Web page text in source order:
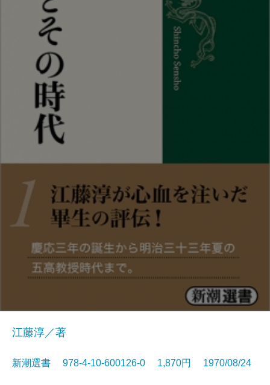
江藤淳／著
新潮選書 978-4-10-600126-0 1,870円 1970/08/24